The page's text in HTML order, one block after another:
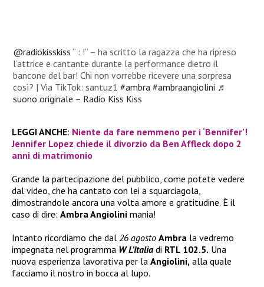
@radiokisskiss “ : !” – ha scritto la ragazza che ha ripreso
l’attrice e cantante durante la performance dietro il
bancone del bar! Chi non vorrebbe ricevere una sorpresa
così? | Via TikTok: santuz1#ambra #ambraangiolini ♬
suono originale – Radio Kiss Kiss
LEGGI ANCHE: Niente da fare nemmeno per i ‘Bennifer’!
Jennifer Lopez chiede il divorzio da Ben Affleck dopo 2
anni di matrimonio
Grande la partecipazione del pubblico, come potete vedere
dal video, che ha cantato con lei a squarciagola,
dimostrandole ancora una volta amore e gratitudine. È il
caso di dire: Ambra Angiolini mania!
Intanto ricordiamo che dal 26 agosto Ambra la vedremo
impegnata nel programma W L’Italia di RTL 102.5. Una
nuova esperienza lavorativa per la Angiolini, alla quale
facciamo il nostro in bocca al lupo.